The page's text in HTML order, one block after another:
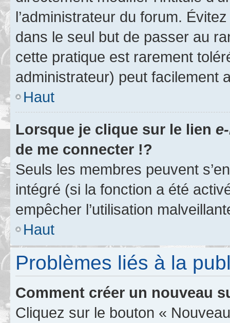
l’administrateur du forum.
dans le seul but de passer au
cette pratique est rarement
administrateur) peut facilement
Haut
Lorsque je clique sur le lien
de me connecter !?
Seuls les membres peuvent
intégré (si la fonction a été
empêcher l’utilisation
Haut
Problèmes liés à la
Comment créer un nouveau
Cliquez sur le bouton «